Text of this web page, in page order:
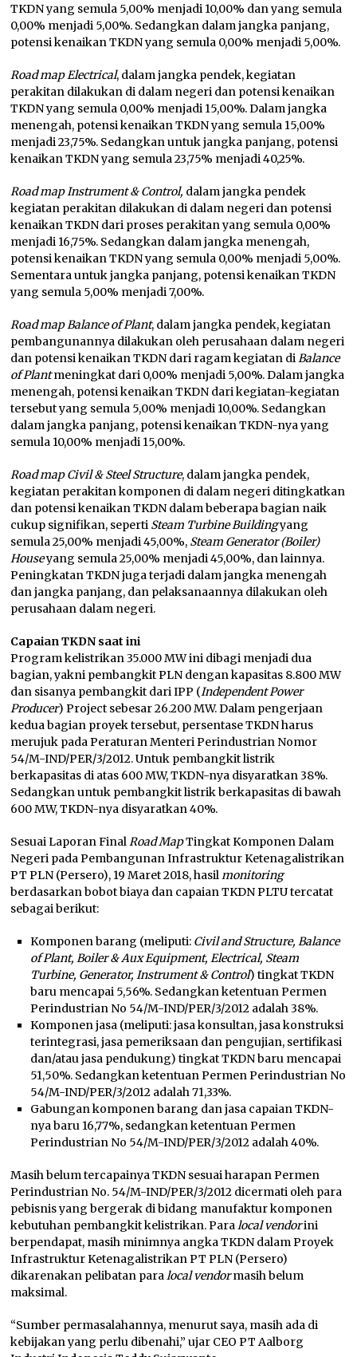
TKDN yang semula 5,00% menjadi 10,00% dan yang semula
0,00% menjadi 5,00%. Sedangkan dalam jangka panjang,
potensi kenaikan TKDN yang semula 0,00% menjadi 5,00%.
Road map Electrical, dalam jangka pendek, kegiatan
perakitan dilakukan di dalam negeri dan potensi kenaikan
TKDN yang semula 0,00% menjadi 15,00%. Dalam jangka
menengah, potensi kenaikan TKDN yang semula 15,00%
menjadi 23,75%. Sedangkan untuk jangka panjang, potensi
kenaikan TKDN yang semula 23,75% menjadi 40,25%.
Road map Instrument & Control, dalam jangka pendek
kegiatan perakitan dilakukan di dalam negeri dan potensi
kenaikan TKDN dari proses perakitan yang semula 0,00%
menjadi 16,75%. Sedangkan dalam jangka menengah,
potensi kenaikan TKDN yang semula 0,00% menjadi 5,00%.
Sementara untuk jangka panjang, potensi kenaikan TKDN
yang semula 5,00% menjadi 7,00%.
Road map Balance of Plant, dalam jangka pendek, kegiatan
pembangunannya dilakukan oleh perusahaan dalam negeri
dan potensi kenaikan TKDN dari ragam kegiatan diBalance
of Plantmeningkat dari 0,00% menjadi 5,00%. Dalam jangka
menengah, potensi kenaikan TKDN dari kegiatan-kegiatan
tersebut yang semula 5,00% menjadi 10,00%. Sedangkan
dalam jangka panjang, potensi kenaikan TKDN-nya yang
semula 10,00% menjadi 15,00%.
Road mapCivil & Steel Structure, dalam jangka pendek,
kegiatan perakitan komponen di dalam negeri ditingkatkan
dan potensi kenaikan TKDN dalam beberapa bagian naik
cukup signifikan, seperti Steam Turbine Buildingyang
semula 25,00% menjadi 45,00%, Steam Generator (Boiler)
Houseyang semula 25,00% menjadi 45,00%, dan lainnya.
Peningkatan TKDN juga terjadi dalam jangka menengah
dan jangka panjang, dan pelaksanaannya dilakukan oleh
perusahaan dalam negeri.
Capaian TKDN saat ini
Program kelistrikan 35.000 MW ini dibagi menjadi dua
bagian, yakni pembangkit PLN dengan kapasitas 8.800 MW
dan sisanya pembangkit dari IPP (Independent Power
Producer) Project sebesar 26.200 MW. Dalam pengerjaan
kedua bagian proyek tersebut, persentase TKDN harus
merujuk pada Peraturan Menteri Perindustrian Nomor
54/M-IND/PER/3/2012. Untuk pembangkit listrik
berkapasitas di atas 600 MW, TKDN-nya disyaratkan 38%.
Sedangkan untuk pembangkit listrik berkapasitas di bawah
600 MW, TKDN-nya disyaratkan 40%.
Sesuai Laporan FinalRoad MapTingkat Komponen Dalam
Negeri pada Pembangunan Infrastruktur Ketenagalistrikan
PT PLN (Persero), 19 Maret 2018, hasilmonitoring
berdasarkan bobot biaya dan capaian TKDN PLTU tercatat
sebagai berikut:
Komponen barang (meliputi: Civil and Structure, Balance
of Plant, Boiler & Aux Equipment, Electrical, Steam
Turbine, Generator, Instrument & Control) tingkat TKDN
baru mencapai 5,56%. Sedangkan ketentuan Permen
Perindustrian No 54/M-IND/PER/3/2012 adalah 38%.
Komponen jasa (meliputi: jasa konsultan, jasa konstruksi
terintegrasi, jasa pemeriksaan dan pengujian, sertifikasi
dan/atau jasa pendukung) tingkat TKDN baru mencapai
51,50%. Sedangkan ketentuan Permen Perindustrian No
54/M-IND/PER/3/2012 adalah 71,33%.
Gabungan komponen barang dan jasa capaian TKDN-
nya baru 16,77%, sedangkan ketentuan Permen
Perindustrian No 54/M-IND/PER/3/2012 adalah 40%.
Masih belum tercapainya TKDN sesuai harapan Permen
Perindustrian No. 54/M-IND/PER/3/2012 dicermati oleh para
pebisnis yang bergerak di bidang manufaktur komponen
kebutuhan pembangkit kelistrikan. Paralocal vendorini
berpendapat, masih minimnya angka TKDN dalam Proyek
Infrastruktur Ketenagalistrikan PT PLN (Persero)
dikarenakan pelibatan paralocal vendormasih belum
maksimal.
“Sumber permasalahannya, menurut saya, masih ada di
kebijakan yang perlu dibenahi,” ujar CEO PT Aalborg